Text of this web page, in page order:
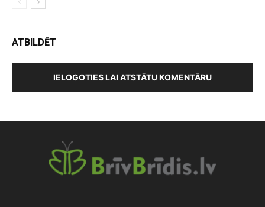
ATBILDĒT
IELOGOTIES LAI ATSTĀTU KOMENTĀRU